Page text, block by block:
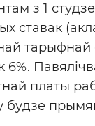
з 1
ставак
тарыфнай
платы
будзе